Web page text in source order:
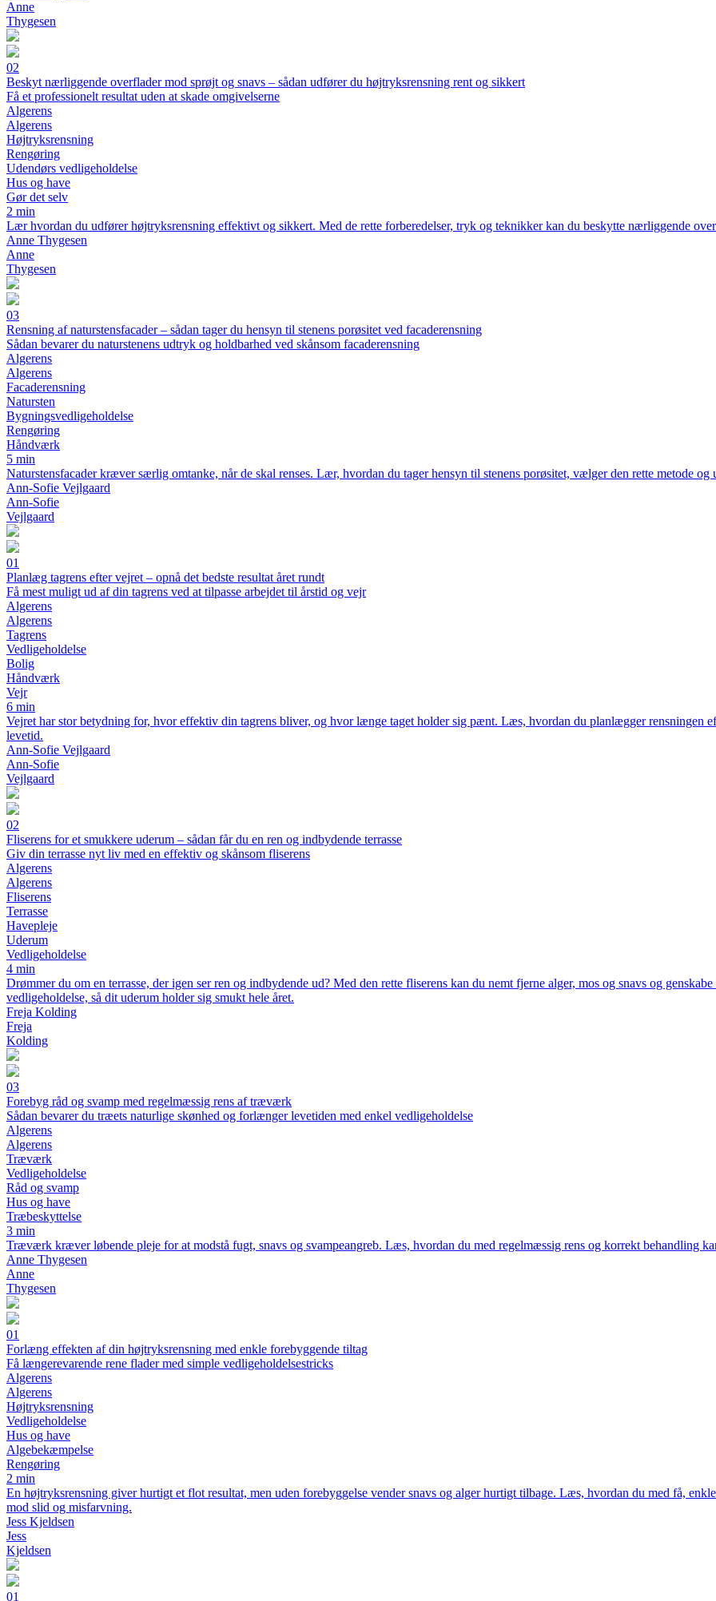
Anne
Thygesen
02
Beskyt nærliggende overflader mod sprøjt og snavs – sådan udfører du højtryksrensning rent og sikkert
Få et professionelt resultat uden at skade omgivelserne
Algerens
Algerens
Højtryksrensning
Rengøring
Udendørs vedligeholdelse
Hus og have
Gør det selv
2 min
Lær hvordan du udfører højtryksrensning effektivt og sikkert. Med de rette forberedelser, tryk og teknikker kan du beskytte nærliggende
Anne Thygesen
Anne
Thygesen
03
Rensning af naturstensfacader – sådan tager du hensyn til stenens porøsitet ved facaderensning
Sådan bevarer du naturstenens udtryk og holdbarhed ved skånsom facaderensning
Algerens
Algerens
Facaderensning
Natursten
Bygningsvedligeholdelse
Rengøring
Håndværk
5 min
Naturstensfacader kræver særlig omtanke, når de skal renses. Lær, hvordan du tager hensyn til stenens porøsitet, vælger den rette metode og
Ann-Sofie Vejlgaard
Ann-Sofie
Vejlgaard
01
Planlæg tagrens efter vejret – opnå det bedste resultat året rundt
Få mest muligt ud af din tagrens ved at tilpasse arbejdet til årstid og vejr
Algerens
Algerens
Tagrens
Vedligeholdelse
Bolig
Håndværk
Vejr
6 min
Vejret har stor betydning for, hvor effektiv din tagrens bliver, og hvor længe taget holder sig pænt. Læs, hvordan du planlægger rensningen
levetid.
Ann-Sofie Vejlgaard
Ann-Sofie
Vejlgaard
02
Fliserens for et smukkere uderum – sådan får du en ren og indbydende terrasse
Giv din terrasse nyt liv med en effektiv og skånsom fliserens
Algerens
Algerens
Fliserens
Terrasse
Havepleje
Uderum
Vedligeholdelse
4 min
Drømmer du om en terrasse, der igen ser ren og indbydende ud? Med den rette fliserens kan du nemt fjerne alger, mos og snavs og
vedligeholdelse, så dit uderum holder sig smukt hele året.
Freja Kolding
Freja
Kolding
03
Forebyg råd og svamp med regelmæssig rens af træværk
Sådan bevarer du træets naturlige skønhed og forlænger levetiden med enkel vedligeholdelse
Algerens
Algerens
Træværk
Vedligeholdelse
Råd og svamp
Hus og have
Træbeskyttelse
3 min
Træværk kræver løbende pleje for at modstå fugt, snavs og svampeangreb. Læs, hvordan du med regelmæssig rens og korrekt behandling
Anne Thygesen
Anne
Thygesen
01
Forlæng effekten af din højtryksrensning med enkle forebyggende tiltag
Få længerevarende rene flader med simple vedligeholdelsestricks
Algerens
Algerens
Højtryksrensning
Vedligeholdelse
Hus og have
Algebekæmpelse
Rengøring
2 min
En højtryksrensning giver hurtigt et flot resultat, men uden forebyggelse vender snavs og alger hurtigt tilbage. Læs, hvordan du med få,
mod slid og misfarvning.
Jess Kjeldsen
Jess
Kjeldsen
01